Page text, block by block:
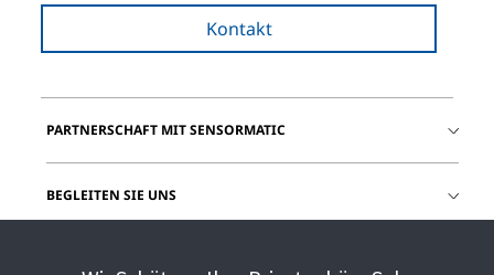
Kontakt
PARTNERSCHAFT MIT SENSORMATIC
BEGLEITEN SIE UNS